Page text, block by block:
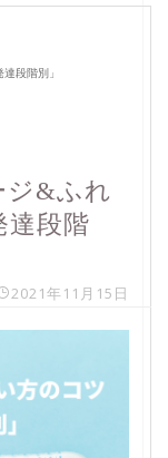
段階別」
ジ&ふれ
達段階
2021年11月15日